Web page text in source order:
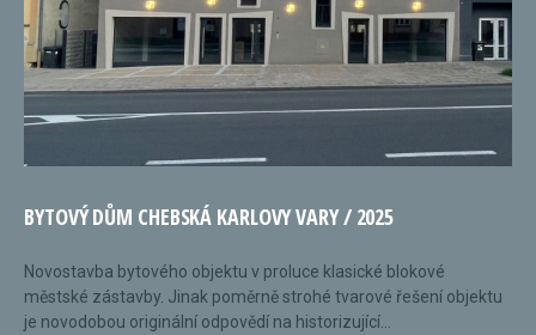
BYTOVÝ DŮM CHEBSKÁ KARLOVY VARY / 2025
Novostavba bytového objektu v proluce klasické blokové
městské zástavby. Jinak poměrně strohé tvarové řešení objektu
je novodobou originální odpovědí na historizující...